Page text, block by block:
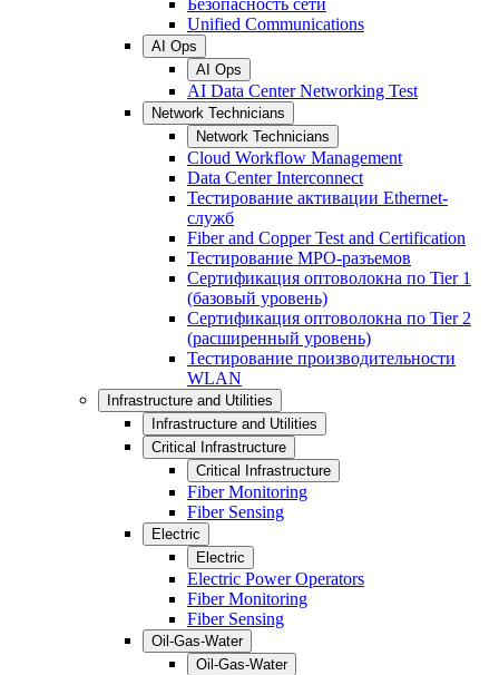
Безопасность сети
Unified Communications
AI Ops
AI Ops
AI Data Center Networking Test
Network Technicians
Network Technicians
Cloud Workflow Management
Data Center Interconnect
Тестирование активации Ethernet-
служб
Fiber and Copper Test and Certification
Тестирование МРО-разъемов
Сертификация оптоволокна по Tier 1
(базовый уровень)
Сертификация оптоволокна по Tier 2
(расширенный уровень)
Тестирование производительности
WLAN
Infrastructure and Utilities
Infrastructure and Utilities
Critical Infrastructure
Critical Infrastructure
Fiber Monitoring
Fiber Sensing
Electric
Electric
Electric Power Operators
Fiber Monitoring
Fiber Sensing
Oil-Gas-Water
Oil-Gas-Water